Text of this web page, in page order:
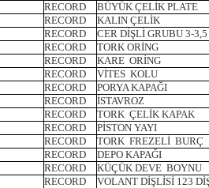
RECORD
BÜYÜK ÇELİK PLATE
RECORD
KALIN ÇELİK
RECORD
CER DİŞLİ GRUBU 3-
RECORD
TORK ORİNG
RECORD
KARE ORİNG
RECORD
VİTES KOLU
RECORD
PORYA KAPAĞI
RECORD
İSTAVROZ
RECORD
TORK ÇELİK KAPAK
RECORD
PİSTON YAYI
RECORD
TORK FREZELİ BURÇ
RECORD
DEPO KAPAĞI
RECORD
KÜÇÜK DEVE BOYNU
RECORD
VOLANT DİŞLİSİ 123